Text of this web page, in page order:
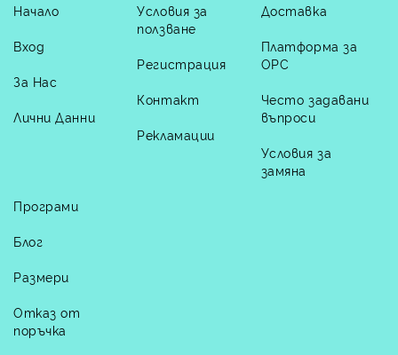
Начало
Вход
За Нас
Лични Данни
Условия за
ползване
Регистрация
Контакт
Рекламации
Доставка
Платформа за
ОРС
Често задавани
въпроси
Условия за
замяна
Програми
Блог
Размери
Отказ от
поръчка